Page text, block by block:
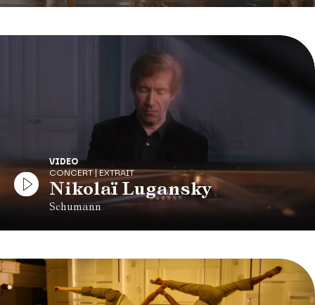
VIDEO
CONCERT | EXTRAIT
Nikolaï Lugansky
Schumann